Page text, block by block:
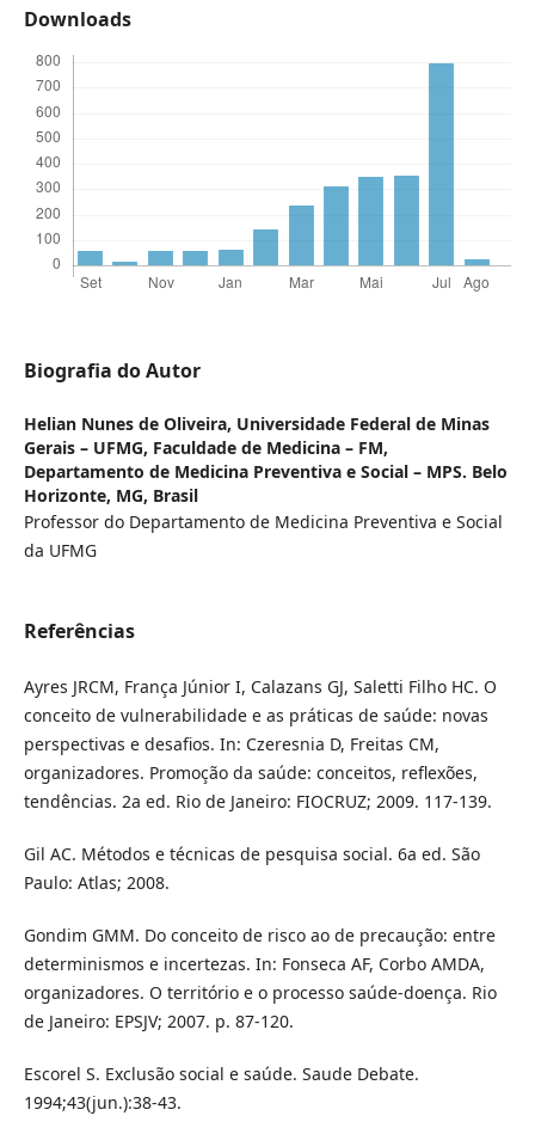
Downloads
Biografia do Autor
Helian Nunes de Oliveira, Universidade Federal de Minas
Gerais – UFMG, Faculdade de Medicina – FM,
Departamento de Medicina Preventiva e Social – MPS. Belo
Horizonte, MG, Brasil
Professor do Departamento de Medicina Preventiva e Social
da UFMG
Referências
Ayres JRCM, França Júnior I, Calazans GJ, Saletti Filho HC. O
conceito de vulnerabilidade e as práticas de saúde: novas
perspectivas e desafios. In: Czeresnia D, Freitas CM,
organizadores. Promoção da saúde: conceitos, reflexões,
tendências. 2a ed. Rio de Janeiro: FIOCRUZ; 2009. 117-139.
Gil AC. Métodos e técnicas de pesquisa social. 6a ed. São
Paulo: Atlas; 2008.
Gondim GMM. Do conceito de risco ao de precaução: entre
determinismos e incertezas. In: Fonseca AF, Corbo AMDA,
organizadores. O território e o processo saúde-doença. Rio
de Janeiro: EPSJV; 2007. p. 87-120.
Escorel S. Exclusão social e saúde. Saude Debate.
1994;43(jun.):38-43.